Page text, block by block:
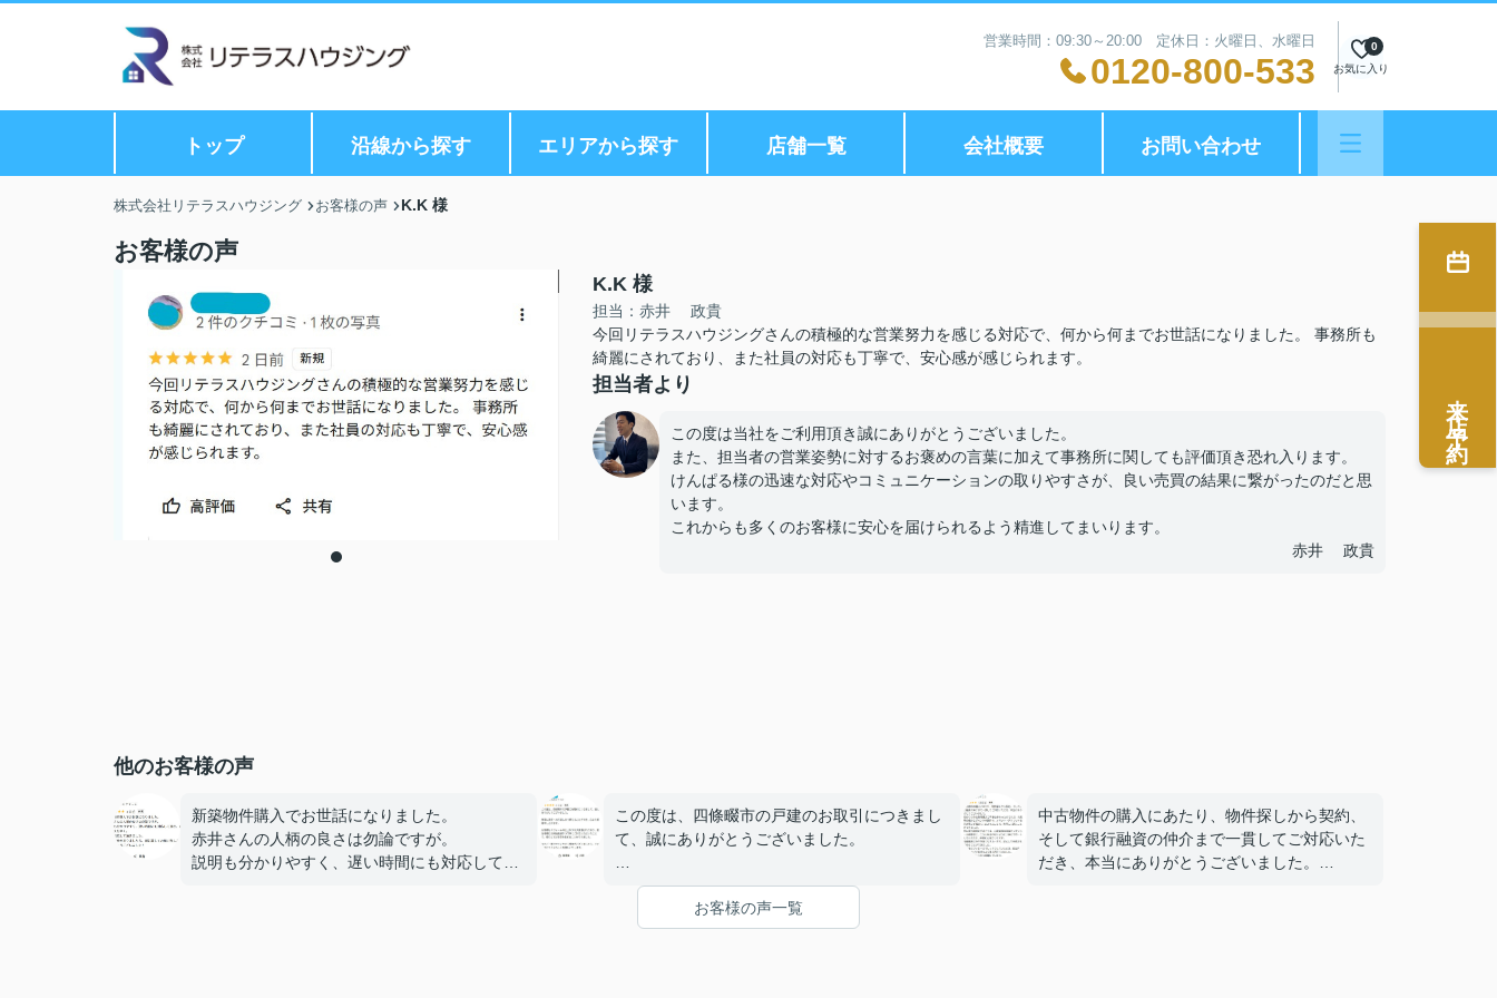
営業時間：09:30～20:00 定休日：火曜日、水曜日
0120-800-533 お気に入り
0
トップ 沿線から探す エリアから探す 店舗一覧 会社概要 お問い合わせ
株式会社リテラスハウジング お客様の声 K.K 様
お客様の声
K.K 様
担当：赤井 政貴
今回リテラスハウジングさんの積極的な営業努力を感じる対応で、何から何までお世話になりました。 事務所も
綺麗にされており、また社員の対応も丁寧で、安心感が感じられます。
担当者より
この度は当社をご利用頂き誠にありがとうございました。
また、担当者の営業姿勢に対するお褒めの言葉に加えて事務所に関しても評価頂き恐れ入ります。
けんぱる様の迅速な対応やコミュニケーションの取りやすさが、良い売買の結果に繋がったのだと思
います。
これからも多くのお客様に安心を届けられるよう精進してまいります。
赤井 政貴
他のお客様の声
新築物件購入でお世話になりました。
赤井さんの人柄の良さは勿論ですが。
説明も分かりやすく、遅い時間にも対応して頂
この度は、四條畷市の戸建のお取引につきまし
て、誠にありがとうございました。
無事に決済・お引渡しまで終えることができ、
心より感謝申し上げます。
中古物件の購入にあたり、物件探しから契約、
そして銀行融資の仲介まで一貫してご対応いた
だき、本当にありがとうございました。
お客様の声一覧
来店予約